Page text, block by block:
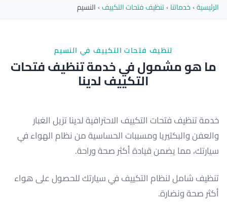
الرئيسية›خدماتنا›تنظيف فتحات التكييف›النسيم
تنظيف فتحات التكييف في النسيم
ما هو مشمول في خدمة تنظيف فتحات
التكييف لدينا
خدمة تنظيف فتحات التكييف الاحترافية لدينا تزيل الغبار
والعفن والبكتيريا ومسببات الحساسية من نظام الهواء في
سيارتك، مما يضمن قيادة أكثر صحة وراحة.
تنظيف شامل لنظام التكييف في سيارتك للحصول على هواء
أكثر صحة ونضارة.